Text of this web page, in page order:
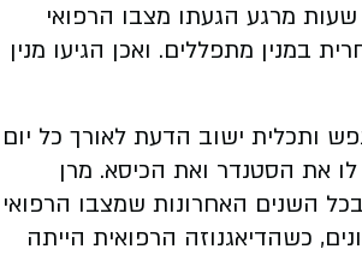
מרגע הגעתו מצבו הרפואי
במנין מתפללים. ואכן הגיעו מנין
ותכלית ישוב הדעת לאורך כל יום
את הסטנדר ואת הכיסא. מרן
השנים האחרונות שמצבו הרפואי
כשהדיאגנוזה הרפואית הייתה